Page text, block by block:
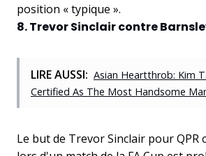
position « typique ».
8. Trevor Sinclair contre
LIRE AUSSI: Asian Heartthrob: Kim
Certified As The Most Handsome
Le but de Trevor Sinclair pour QPR